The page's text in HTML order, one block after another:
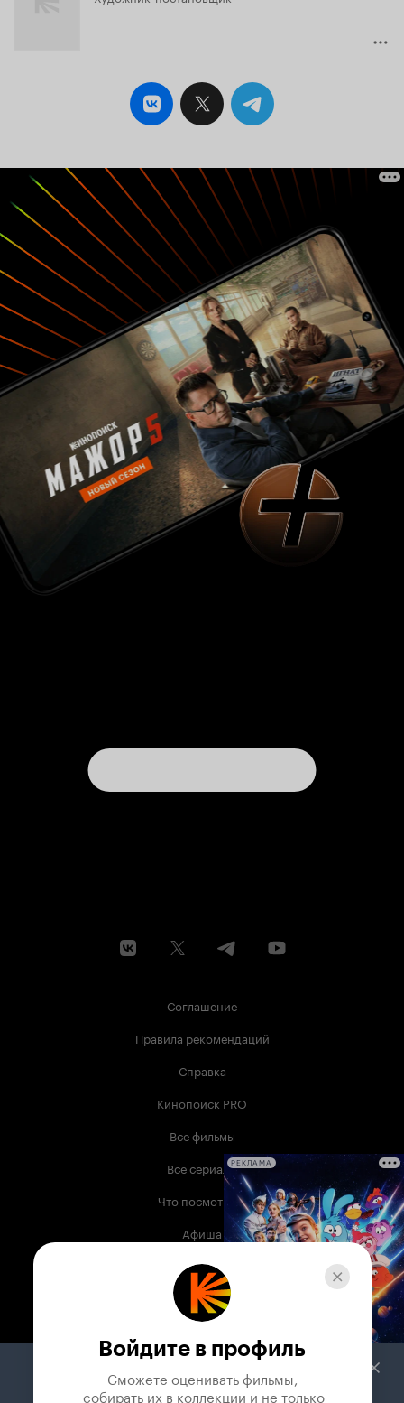
Соглашение
Правила рекомендаций
Справка
Кинопоиск PRO
Все фильмы
Все сериалы
Что посмотреть
Афиша
Музыка
Телепрограмма
Служба поддержки
РЕКЛАМА
Войдите в профиль
Сможете оценивать фильмы,
собирать их в коллекции и не только